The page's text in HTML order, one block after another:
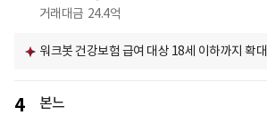
거래대금 24.4억
워크봇 건강보험 급여 대상 18세 이하까지 확대
4 본느